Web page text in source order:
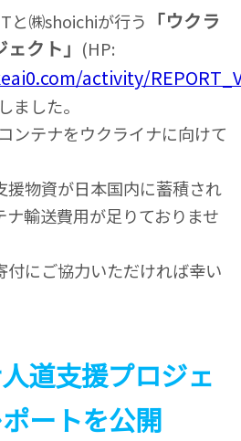
と㈱shoichiが行う 「ウクラ
クト」 (HP:
activity/
ました。
ンテナをウクライナに向けて
援物資が日本国内に蓄積され
輸送費用が足りておりませ
付にご協力いただければ幸い
人道支援プロジェ
ートを公開